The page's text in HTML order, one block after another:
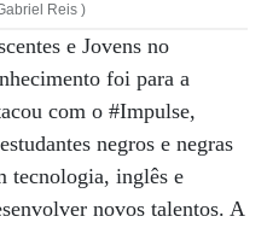
Reis )
e Jovens no
foi para a
com o #Impulse,
negros e negras
tecnologia, inglês e
novos talentos. A